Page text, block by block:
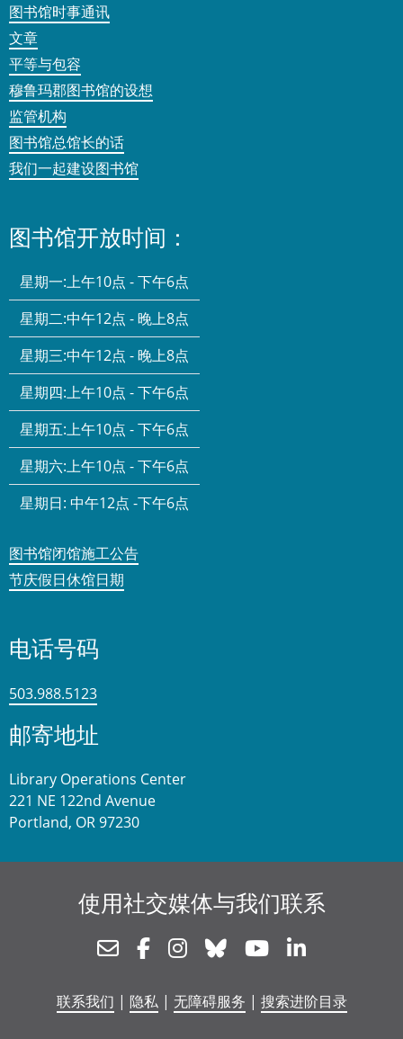
图书馆时事通讯
文章
平等与包容
穆鲁玛郡图书馆的设想
监管机构
图书馆总馆长的话
我们一起建设图书馆
图书馆开放时间：
星期一:上午10点 - 下午6点
星期二:中午12点 - 晚上8点
星期三:中午12点 - 晚上8点
星期四:上午10点 - 下午6点
星期五:上午10点 - 下午6点
星期六:上午10点 - 下午6点
星期日: 中午12点 -下午6点
图书馆闭馆施工公告
节庆假日休馆日期
电话号码
503.988.5123
邮寄地址
Library Operations Center
221 NE 122nd Avenue
Portland, OR 97230
使用社交媒体与我们联系
NewsletterFacebookInstagram
Bluesky Youtube
联系我们 | 隐私| 无障碍服务 | 搜索进阶目录